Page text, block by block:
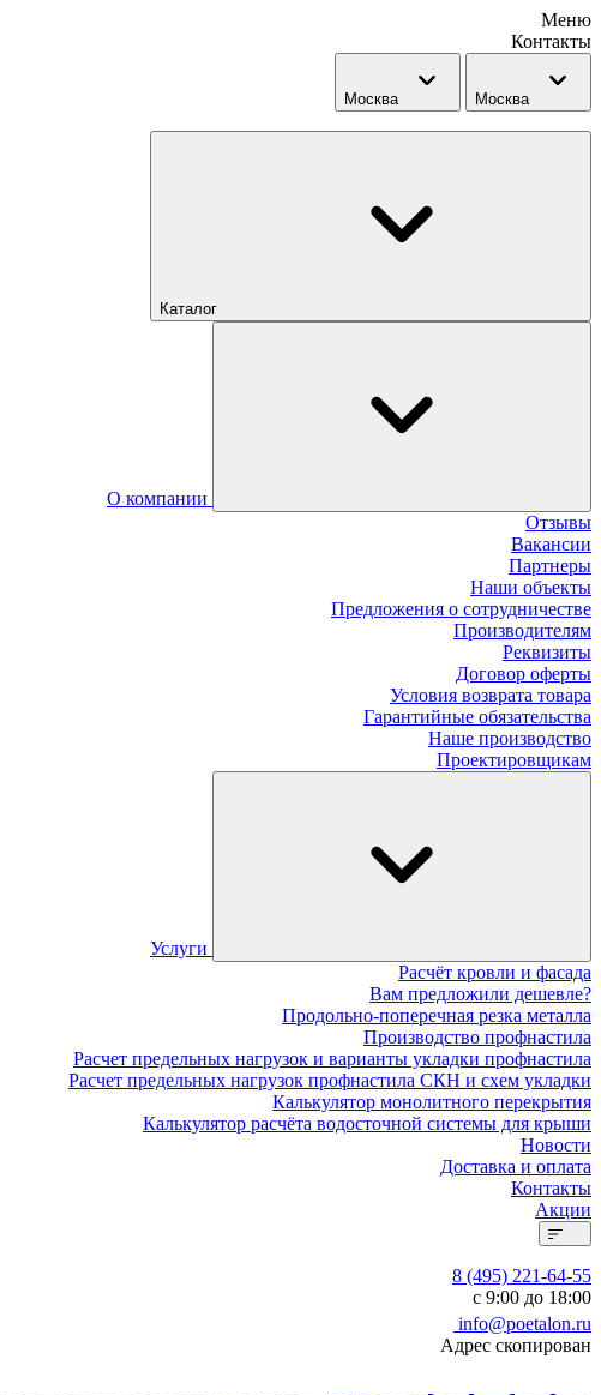
Меню
Контакты
Москва Москва
Каталог
О компании
Отзывы
Вакансии
Партнеры
Наши объекты
Предложения о сотрудничестве
Производителям
Реквизиты
Договор оферты
Условия возврата товара
Гарантийные обязательства
Наше производство
Проектировщикам
Услуги
Расчёт кровли и фасада
Вам предложили дешевле?
Продольно-поперечная резка металла
Производство профнастила
Расчет предельных нагрузок и варианты укладки профнастила
Расчет предельных нагрузок профнастила СКН и схем укладки
Калькулятор монолитного перекрытия
Калькулятор расчёта водосточной системы для крыши
Новости
Доставка и оплата
Контакты
Акции
8 (495) 221-64-55
с 9:00 до 18:00
info@poetalon.ru
Адрес скопирован